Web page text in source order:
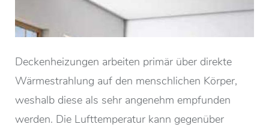
Deckenheizungen arbeiten primär über direkte
Wärmestrahlung auf den menschlichen Körper,
weshalb diese als sehr angenehm empfunden
werden. Die Lufttemperatur kann gegenüber